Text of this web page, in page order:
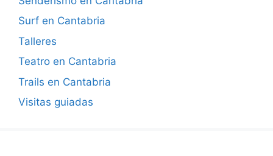
Surf en Cantabria
Talleres
Teatro en Cantabria
Trails en Cantabria
Visitas guiadas